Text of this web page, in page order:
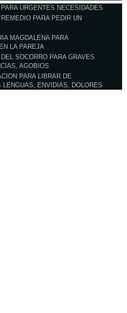
URGENTES NECESIDADES
PARA PEDIR UN
MAGDALENA PARA
LA PAREJA
SOCORRO PARA GRAVES
AGOBIOS
PARA LIBRAR DE
ENVIDIAS, DOLORES